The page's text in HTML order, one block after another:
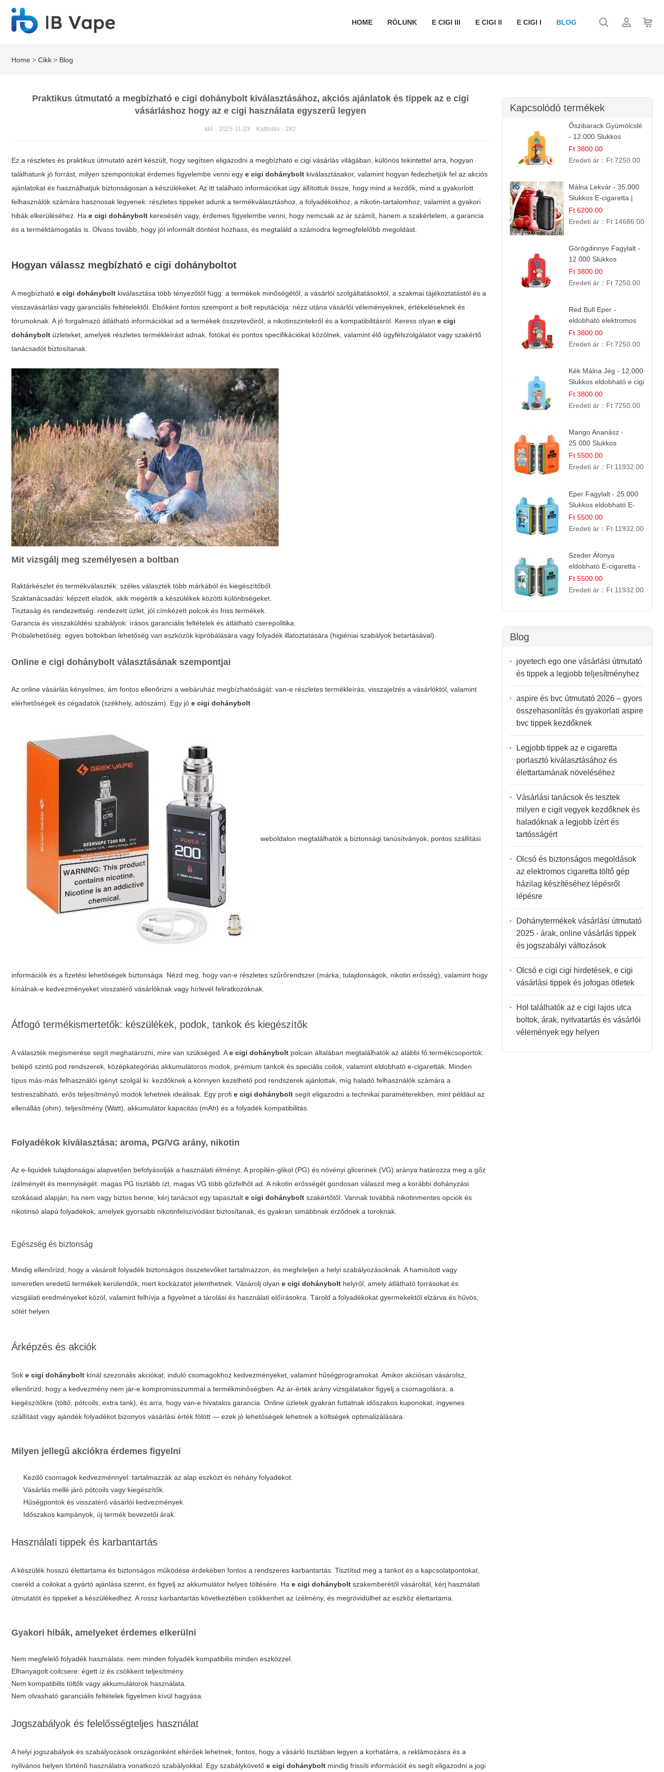
HOME RÓLUNK E CIGI III E CIGI II E CIGI I BLOG
Home >Cikk > Blog
Praktikus útmutató a megbízható e cigi dohánybolt kiválasztásához, akciós ajánlatok és tippek az e cigi
vásárláshoz hogy az e cigi használata egyszerű legyen
Idő：2025-11-23 Kattintás：282
Ez a részletes és praktikus útmutató azért készült, hogy segítsen eligazodni a megbízható e cigi vásárlás világában, különös tekintettel arra, hogyan
találhatunk jó forrást, milyen szempontokat érdemes figyelembe venni egye cigi dohánybolt kiválasztásakor, valamint hogyan fedezhetjük fel az akciós
ajánlatokat és használhatjuk biztonságosan a készülékeket. Az itt található információkat úgy állítottuk össze, hogy mind a kezdők, mind a gyakorlott
felhasználók számára hasznosak legyenek: részletes tippeket adunk a termékválasztáshoz, a folyadékokhoz, a nikotin-tartalomhoz, valamint a gyakori
hibák elkerüléséhez. Hae cigi dohánybolt keresésén vagy, érdemes figyelembe venni, hogy nemcsak az ár számít, hanem a szakértelem, a garancia
és a terméktámogatás is. Olvass tovább, hogy jól informált döntést hozhass, és megtaláld a számodra legmegfelelőbb megoldást.
Hogyan válassz megbízható e cigi dohányboltot
A megbízhatóe cigi dohánybolt kiválasztása több tényezőtől függ: a termékek minőségétől, a vásárlói szolgáltatásoktól, a szakmai tájékoztatástól és a
visszavásárlási vagy garanciális feltételektől. Elsőként fontos szempont a bolt reputációja: nézz utána vásárlói véleményeknek, értékeléseknek és
fórumoknak. A jó forgalmazó átlátható információkat ad a termékek összetevőiről, a nikotinszintekről és a kompatibilitásról. Keress olyane cigi
dohánybolt üzleteket, amelyek részletes termékleírást adnak, fotókat és pontos specifikációkat közölnek, valamint élő ügyfélszolgálatot vagy szakértő
tanácsadót biztosítanak.
Mit vizsgálj meg személyesen a boltban
Raktárkészlet és termékválaszték: széles választék több márkából és kiegészítőből.
Szaktanácsadás: képzett eladók, akik megértik a készülékek közötti különbségeket.
Tisztaság és rendezettség: rendezett üzlet, jól címkézett polcok és friss termékek.
Garancia és visszaküldési szabályok: írásos garanciális feltételek és átlátható cserepolitika.
Próbalehetőség: egyes boltokban lehetőség van eszközök kipróbálására vagy folyadék illatoztatására (higiéniai szabályok betartásával).
Online e cigi dohánybolt választásának szempontjai
Az online vásárlás kényelmes, ám fontos ellenőrizni a webáruház megbízhatóságát: van-e részletes termékleírás, visszajelzés a vásárlóktól, valamint
elérhetőségek és cégadatok (székhely, adószám). Egy jóe cigi dohánybolt
weboldalon megtalálhatók a biztonsági tanúsítványok, pontos szállítási
információk és a fizetési lehetőségek biztonsága. Nézd meg, hogy van-e részletes szűrőrendszer (márka, tulajdonságok, nikotin erősség), valamint hogy
kínálnak-e kedvezményeket visszatérő vásárlóknak vagy hírlevél feliratkozóknak.
Átfogó termékismertetők: készülékek, podok, tankok és kiegészítők
A választék megismerése segít meghatározni, mire van szükséged. Ae cigi dohánybolt polcain általában megtalálhatók az alábbi fő termékcsoportok:
belépő szintű pod rendszerek, középkategóriás akkumulátoros modok, prémium tankok és speciális coilok, valamint eldobható e-cigaretták. Minden
típus más-más felhasználói igényt szolgál ki: kezdőknek a könnyen kezelhető pod rendszerek ajánlottak, míg haladó felhasználók számára a
testreszabható, erős teljesítményű modok lehetnek ideálisak. Egy profie cigi dohánybolt segít eligazodni a technikai paraméterekben, mint például az
ellenállás (ohm), teljesítmény (Watt), akkumulátor kapacitás (mAh) és a folyadék kompatibilitás.
Folyadékok kiválasztása: aroma, PG/VG arány, nikotin
Az e-liquidek tulajdonságai alapvetően befolyásolják a használati élményt. A propilén-glikol (PG) és növényi glicerinek (VG) aránya határozza meg a gőz
ízélményét és mennyiségét: magas PG tisztább ízt, magas VG több gőzfelhőt ad. A nikotin erősségét gondosan válaszd meg a korábbi dohányzási
szokásaid alapján; ha nem vagy biztos benne, kérj tanácsot egy tapasztalte cigi dohánybolt szakértőtől. Vannak továbbá nikotinmentes opciók és
nikotinsó alapú folyadékok, amelyek gyorsabb nikotinfelszívódást biztosítanak, és gyakran simábbnak érződnek a toroknak.
Egészség és biztonság
Mindig ellenőrizd, hogy a vásárolt folyadék biztonságos összetevőket tartalmazzon, és megfeleljen a helyi szabályozásoknak. A hamisított vagy
ismeretlen eredetű termékek kerülendők, mert kockázatot jelenthetnek. Vásárolj olyane cigi dohánybolt helyről, amely átlátható forrásokat és
vizsgálati eredményeket közöl, valamint felhívja a figyelmet a tárolási és használati előírásokra. Tárold a folyadékokat gyermekektől elzárva és hűvös,
sötét helyen.
Árképzés és akciók
Soke cigi dohánybolt kínál szezonális akciókat, induló csomagokhoz kedvezményeket, valamint hűségprogramokat. Amikor akciósan vásárolsz,
ellenőrizd, hogy a kedvezmény nem jár-e kompromisszummal a termékminőségben. Az ár-érték arány vizsgálatakor figyelj a csomagolásra, a
kiegészítőkre (töltő, pótcoils, extra tank), és arra, hogy van-e hivatalos garancia. Online üzletek gyakran futtatnak időszakos kuponokat, ingyenes
szállítást vagy ajándék folyadékot bizonyos vásárlási érték fölött — ezek jó lehetőségek lehetnek a költségek optimalizálására.
Milyen jellegű akciókra érdemes figyelni
Kezdő csomagok kedvezménnyel: tartalmazzák az alap eszközt és néhány folyadékot.
Vásárlás mellé járó pótcoils vagy kiegészítők.
Hűségpontok és visszatérő vásárlói kedvezmények.
Időszakos kampányok, új termék bevezetői árak.
Használati tippek és karbantartás
A készülék hosszú élettartama és biztonságos működése érdekében fontos a rendszeres karbantartás. Tisztítsd meg a tankot és a kapcsolatpontokat,
cseréld a coilokat a gyártó ajánlása szerint, és figyelj az akkumulátor helyes töltésére. Hae cigi dohánybolt szakemberétől vásároltál, kérj használati
útmutatót és tippeket a készülékedhez. A rossz karbantartás következtében csökkenhet az ízélmény, és megrövidülhet az eszköz élettartama.
Gyakori hibák, amelyeket érdemes elkerülni
Nem megfelelő folyadék használata: nem minden folyadék kompatibilis minden eszközzel.
Elhanyagolt coilcsere: égett íz és csökkent teljesítmény.
Nem kompatibilis töltők vagy akkumulátorok használata.
Nem olvasható garanciális feltételek figyelmen kívül hagyása.
Jogszabályok és felelősségteljes használat
A helyi jogszabályok és szabályozások országonként eltérőek lehetnek; fontos, hogy a vásárló tisztában legyen a korhatárra, a reklámozásra és a
nyilvános helyen történő használatra vonatkozó szabályokkal. Egy szabálykövetőe cigi dohánybolt mindig frissíti információit és segít eligazodni a jogi
Kapcsolódó termékek
Őszibarack Gyümölcslé
- 12.000 Slukkos
eldobható e-Cigaretta |
Friss Gyümölcs Íz
Ft 3800.00
Eredeti ár： Ft 7250.00
Málna Lekvár - 35.000
Slukkos E-cigaretta |
IBVape Bar Édes
Gyümölcs Íz
Ft 6200.00
Eredeti ár： Ft 14686.00
Görögdinnye Fagylalt -
12.000 Slukkos
eldobható e-Cigaretta
Ft 3800.00
Eredeti ár： Ft 7250.00
Red Bull Eper -
eldobható elektromos
cigi | Energizáló
Gyümölcs Íz
Ft 3800.00
Eredeti ár： Ft 7250.00
Kék Málna Jég - 12.000
Slukkos eldobható e cigi
| Frissítő Bogyós Íz
Ft 3800.00
Eredeti ár： Ft 7250.00
Mango Ananász -
25.000 Slukkos
eldobható E-cigaretta |
Trópusi Ízélmény
Ft 5500.00
Eredeti ár： Ft 11932.00
Eper Fagylalt - 25.000
Slukkos eldobható E-
cigaretta | Édes
Desszert Íz
Ft 5500.00
Eredeti ár： Ft 11932.00
Szeder Áfonya
eldobható E-cigaretta -
25.000 Slukk | Prémium
Gyümölcs Íz
Ft 5500.00
Eredeti ár： Ft 11932.00
Blog
joyetech ego one vásárlási útmutató
és tippek a legjobb teljesítményhez
aspire és bvc útmutató 2026 – gyors
összehasonlítás és gyakorlati aspire
bvc tippek kezdőknek
Legjobb tippek az e cigaretta
porlasztó kiválasztásához és
élettartamának növeléséhez
Vásárlási tanácsok és tesztek
milyen e cigit vegyek kezdőknek és
haladóknak a legjobb ízért és
tartósságért
Olcsó és biztonságos megoldások
az elektromos cigaretta töltő gép
házilag készítéséhez lépésről
lépésre
Dohánytermékek vásárlási útmutató
2025 - árak, online vásárlás tippek
és jogszabályi változások
Olcsó e cigi cigi hirdetések, e cigi
vásárlási tippek és jofogas ötletek
Hol találhatók az e cigi lajos utca
boltok, árak, nyitvatartás és vásárlói
vélemények egy helyen